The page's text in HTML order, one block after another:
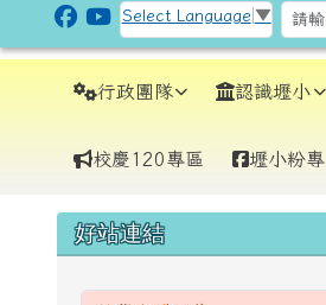
跳至主內容區
CLPS Site
Select Language ▼
導覽列行政團隊 認識壢小
校慶120專區 壢小粉專
左邊區域內容
好站連結
頁尾區域